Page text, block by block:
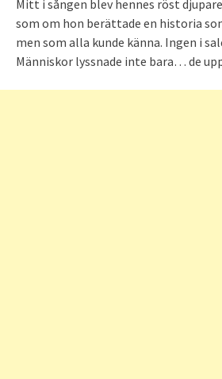
Mitt i sången blev hennes röst
som om hon berättade en historia
men som alla kunde känna. Ingen i
Människor lyssnade inte bara… de